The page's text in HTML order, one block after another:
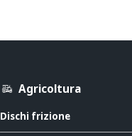
Agricoltura
Dischi frizione